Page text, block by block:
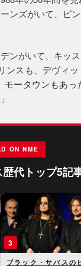
ンズがいて、ピ
ンがいて、キッ
ンスも、デヴィ
ータウンもあ
ON NME
代トップ5記
3
ブラック・サバスの